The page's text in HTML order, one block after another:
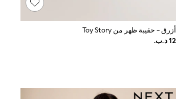
أزرق - حقيبة ظهر من Toy Story